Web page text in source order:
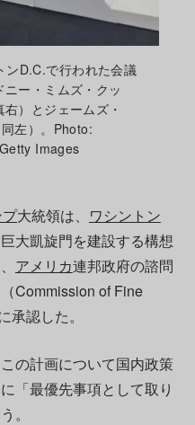
D.C.で行われた会議
ー・ミムズ・クッ
）とジェームズ・
左）。Photo:
Images
大統領は、 ワシントン
大凱旋門を建設する構想
アメリカ連邦政府の諮問
Commission of Fine
認した。
の計画について国内政策
「最優先事項として取り
。